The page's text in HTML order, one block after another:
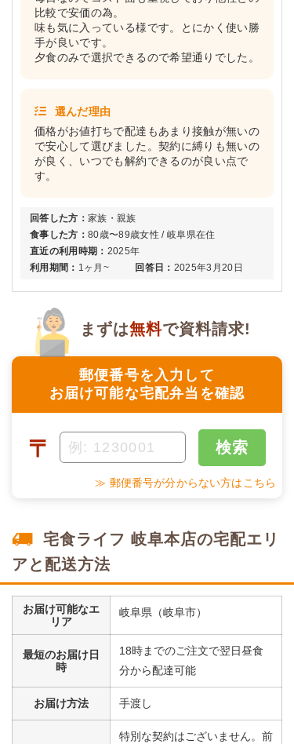
＋メニュー例をもっと見る （残り1件）
※ その他備考
回答した方： 家族・親族
食事した方： 80歳〜89歳女性 / 岐阜県在住
直近の利用時期： 2025年
利用期間： 1ヶ月~ 回答日： 2025年3月20日
比較で安価の為。
味も気に入っている様です。とにかく使い勝
手が良いです。
夕食のみで選択できるので希望通りでした。
選んだ理由
価格がお値打ちで配達もあまり接触が無いの
で安心して選びました。契約に縛りも無いの
が良く、いつでも解約できるのが良い点で
す。
郵便番号を入力して
お届け可能な宅配弁当を確認
まずは無料で資料請求!
〒 検索
≫ 郵便番号が分からない方はこちら
宅食ライフ 岐阜本店の宅配エリ
アと配送方法
お届け可能なエ
リア
岐阜県（岐阜市）
最短のお届け日
時
18時までのご注文で翌日昼食
分から配達可能
お届け方法 手渡し
特別な契約はございません。前